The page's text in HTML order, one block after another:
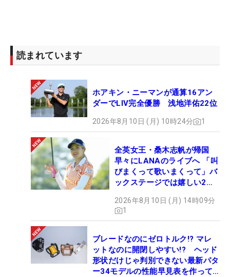
読まれています
ホアキン・ニーマンが通算16アン
ダーでLIV完全優勝 浅地洋佑22位
2026年8月10日 (月) 10時24分 1
全英女王・桑木志帆が帰国
早々にLANAのライブへ 「叫
びまくって歌いまくって」バ
ックステージでは嬉しい2シ
2026年8月10日 (月) 14時09分
1
ブレードなのにゼロトルク!? マレ
ットなのに開閉しやすい!? ヘッド
形状だけじゃ判別できない最新パタ
ー34モデルの性能早見表を作って